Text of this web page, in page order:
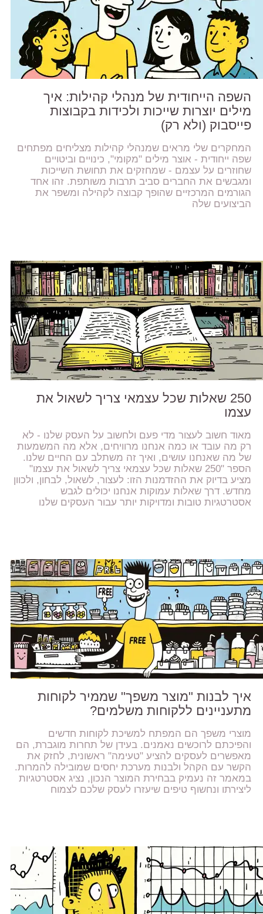
השפה הייחודית של מנהלי קהילות: איך
מילים יוצרות שייכות ולכידות בקבוצות
פייסבוק (ולא רק)
המחקרים שלי מראים שמנהלי קהילות מצליחים מפתחים
שפה ייחודית - אוצר מילים "מקומי", כינויים וביטויים
שחוזרים על עצמם - שמחזקים את תחושת השייכות
ומגבשים את החברים סביב תרבות משותפת. זהו אחד
הגורמים המרכזיים שהופך קבוצה לקהילה ומשפר את
הביצועים שלה
250 שאלות שכל עצמאי צריך לשאול את
עצמו
מאוד חשוב לעצור מדי פעם ולחשוב על העסק שלנו - לא
רק מה עובד או כמה אנחנו מרוויחים, אלא מה המשמעות
של מה שאנחנו עושים, ואיך זה משתלב עם החיים שלנו.
הספר "250 שאלות שכל עצמאי צריך לשאול את עצמו"
מציע בדיוק את ההזדמנות הזו: לעצור, לשאול, לבחון, ולכוון
מחדש. דרך שאלות עמוקות אנחנו יכולים לגבש
אסטרטגיות טובות ומדויקות יותר עבור העסקים שלנו
איך לבנות "מוצר משפך" שממיר לקוחות
מתעניינים ללקוחות משלמים?
מוצרי משפך הם המפתח למשיכת לקוחות חדשים
והפיכתם לרוכשים נאמנים. בעידן של תחרות מוגברת, הם
מאפשרים לעסקים להציע "טעימה" ראשונית, לחזק את
הקשר עם הקהל ולבנות מערכת יחסים שמובילה להמרות.
במאמר זה נעמיק בבחירת המוצר הנכון, נציג אסטרטגיות
ליצירתו ונחשוף טיפים שיעזרו לעסק שלכם לצמוח